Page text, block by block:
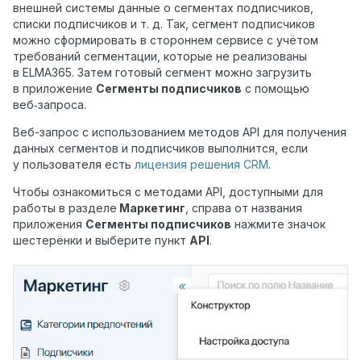
внешней системы данные о сегментах подписчиков,
списки подписчиков и т. д. Так, сегмент подписчиков
можно сформировать в стороннем сервисе с учётом
требований сегментации, которые не реализованы
в ELMA365. Затем готовый сегмент можно загрузить
в приложение Сегменты подписчиков с помощью
веб‑запроса.
Веб-запрос с использованием методов API для получения
данных сегментов и подписчиков выполнится, если
у пользователя есть лицензия решения CRM.
Чтобы ознакомиться с методами API, доступными для
работы в разделе Маркетинг , справа от названия
приложения Сегменты подписчиков нажмите значок
шестерёнки и выберите пункт API.